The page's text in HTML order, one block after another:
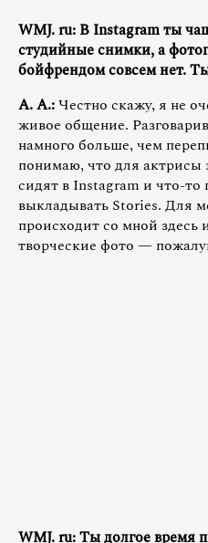
WMJ. ru: В Instagram ты
студийные снимки, а
бойфрендом совсем нет.
А. А.:Честно скажу, я не
живое общение.
намного больше, чем
понимаю, что для актрисы
сидят в Instagram и что-то
выкладывать Stories. Для
происходит со мной здесь
творческие фото —
WMJ. ru: Ты долгое время